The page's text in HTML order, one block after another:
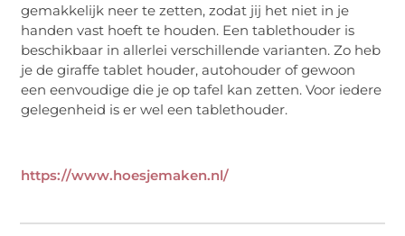
gemakkelijk neer te zetten, zodat jij het niet in je
handen vast hoeft te houden. Een tablethouder is
beschikbaar in allerlei verschillende varianten. Zo heb
je de giraffe tablet houder, autohouder of gewoon
een eenvoudige die je op tafel kan zetten. Voor iedere
gelegenheid is er wel een tablethouder.
https://www.hoesjemaken.nl/